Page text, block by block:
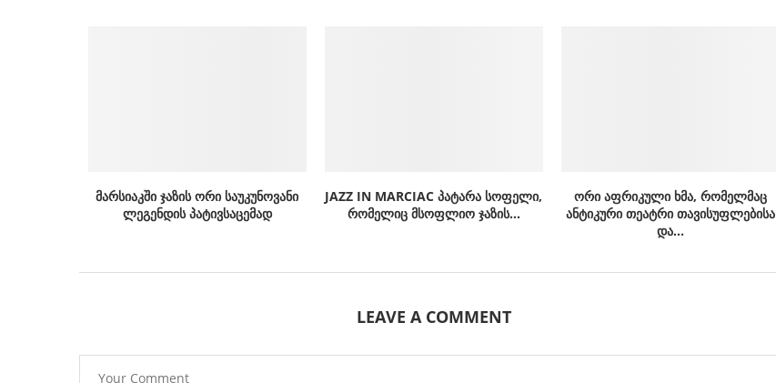
მარსიაკში ჯაზის ორი საუკუნოვანი
ლეგენდის პატივსაცემად
JAZZ IN MARCIAC პატარა სოფელი,
რომელიც მსოფლიო ჯაზის...
ორი აფრიკული ხმა, რომელმაც
ანტიკური თეატრი თავისუფლებისა
და...
LEAVE A COMMENT